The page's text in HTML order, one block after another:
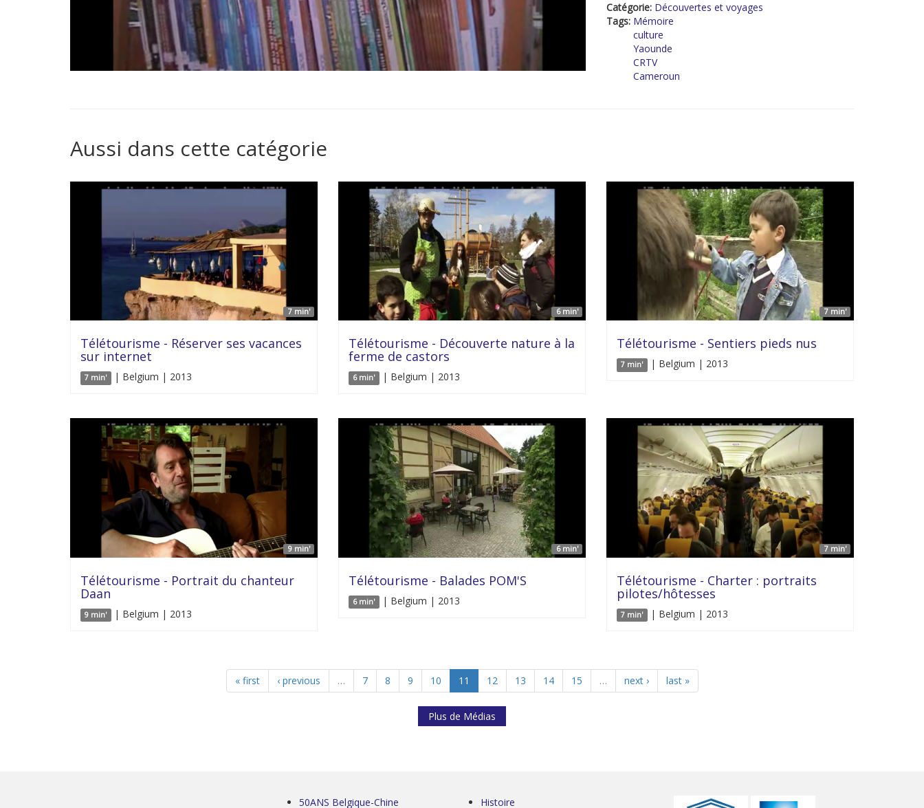
Catégorie: Découvertes et voyages
Tags: Mémoire
culture
Yaounde
CRTV
Cameroun
Aussi dans cette catégorie
7 min'
Télétourisme - Réserver ses vacances
sur internet
7 min' | Belgium | 2013
6 min'
Télétourisme - Découverte nature à la
ferme de castors
6 min' | Belgium | 2013
7 min'
Télétourisme - Sentiers pieds nus
7 min' | Belgium | 2013
9 min'
Télétourisme - Portrait du chanteur
Daan
9 min' | Belgium | 2013
6 min'
Télétourisme - Balades POM'S
6 min' | Belgium | 2013
7 min'
Télétourisme - Charter : portraits
pilotes/hôtesses
7 min' | Belgium | 2013
« first ‹ previous … 7 8 9 10 11 12 13 14 15 … next › last »
Plus de Médias
50ANS Belgique-Chine Histoire